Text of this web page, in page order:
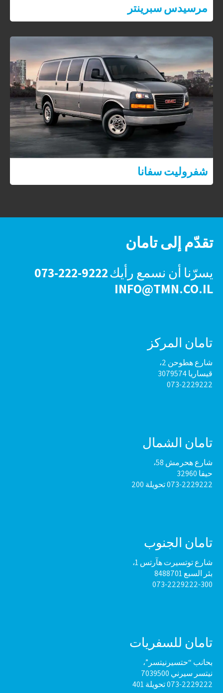
مرسيدس سبرينتر
شفروليت سفانا
تقدّم إلى تامان
يسرّنا أن نسمع رأيك073-222-9222
INFO@TMN.CO.IL
تامان المركز
شارع هطوحن 2،
قيساريا 3079574
073-2229222
تامان الشمال
شارع هحرمش 58،
حيفا 32960
073-2229222 تحويلة 200
تامان الجنوب
شارع توتسيرت هآرتس 1،
بئر السبع 8488701
073-2229222-300
تامان للسفريات
بحانب “حتسيرنيتسر”،
نيتسر سيرني 7039500
073-2229222 تحويلة 401